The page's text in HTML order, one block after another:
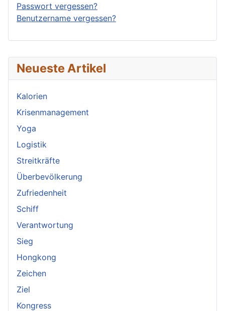
Neueste Artikel
Kalorien
Krisenmanagement
Yoga
Logistik
Streitkräfte
Überbevölkerung
Zufriedenheit
Schiff
Verantwortung
Sieg
Hongkong
Zeichen
Ziel
Kongress
Passwort vergessen?
Benutzername vergessen?